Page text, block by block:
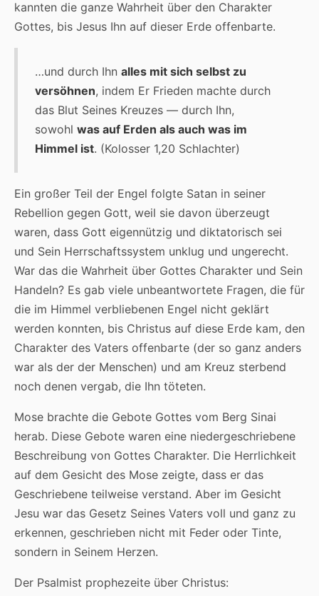
kannten die ganze Wahrheit über den Charakter
Gottes, bis Jesus Ihn auf dieser Erde offenbarte.
…und durch Ihn alles mit sich selbst zu
versöhnen, indem Er Frieden machte durch
das Blut Seines Kreuzes — durch Ihn,
sowohl was auf Erden als auch was im
Himmel ist. (Kolosser 1,20 Schlachter)
Ein großer Teil der Engel folgte Satan in seiner
Rebellion gegen Gott, weil sie davon überzeugt
waren, dass Gott eigennützig und diktatorisch sei
und Sein Herrschaftssystem unklug und ungerecht.
War das die Wahrheit über Gottes Charakter und Sein
Handeln? Es gab viele unbeantwortete Fragen, die für
die im Himmel verbliebenen Engel nicht geklärt
werden konnten, bis Christus auf diese Erde kam, den
Charakter des Vaters offenbarte (der so ganz anders
war als der der Menschen) und am Kreuz sterbend
noch denen vergab, die Ihn töteten.
Mose brachte die Gebote Gottes vom Berg Sinai
herab. Diese Gebote waren eine niedergeschriebene
Beschreibung von Gottes Charakter. Die Herrlichkeit
auf dem Gesicht des Mose zeigte, dass er das
Geschriebene teilweise verstand. Aber im Gesicht
Jesu war das Gesetz Seines Vaters voll und ganz zu
erkennen, geschrieben nicht mit Feder oder Tinte,
sondern in Seinem Herzen.
Der Psalmist prophezeite über Christus: